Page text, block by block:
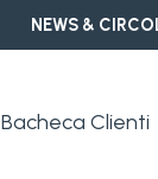
NEWS &
Bacheca Clienti